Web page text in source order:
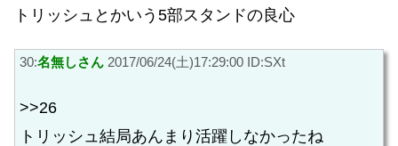
トリッシュとかいう5部スタンドの良心
30:名無しさん 2017/06/24(土)17:29:00 ID:SXt
>>26
トリッシュ結局あんまり活躍しなかったね